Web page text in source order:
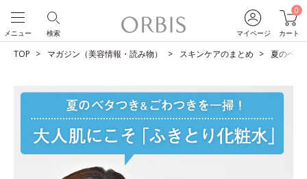
マイページ
0
カート
検索
メニュー
TOP マガジン（美容情報・読み物） スキンケアのまとめ 夏のベタ